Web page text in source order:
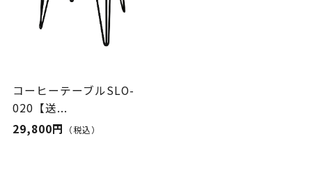
コーヒーテーブルSLO-
020【送...
29,800円
（税込）